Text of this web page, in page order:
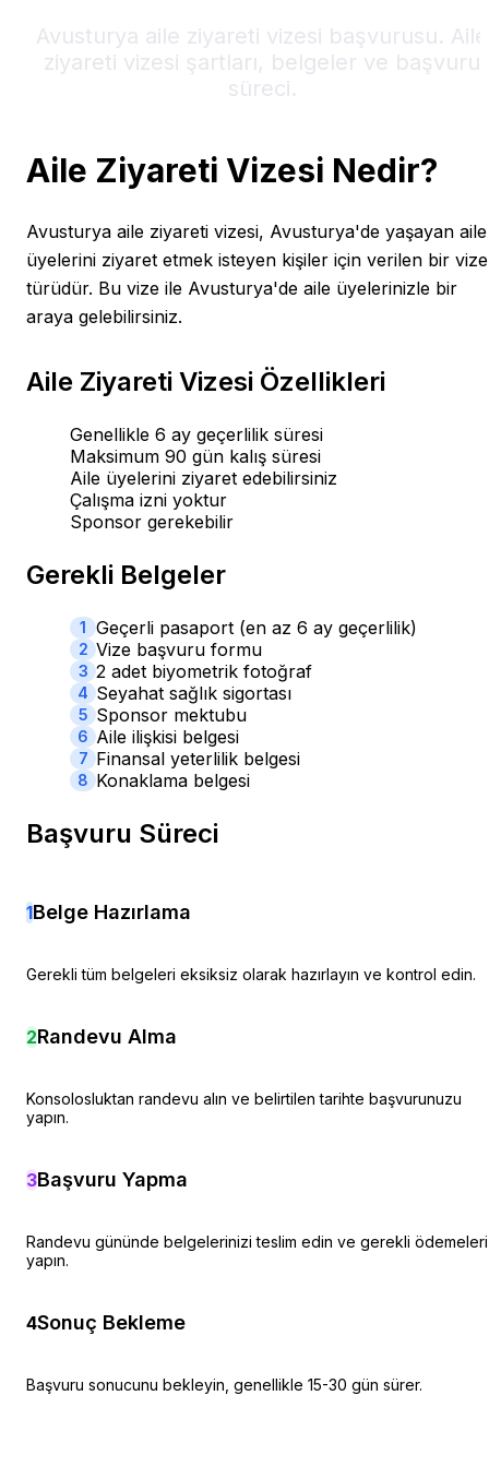
Avusturya aile ziyareti vizesi başvurusu. Aile
ziyareti vizesi şartları, belgeler ve başvuru
süreci.
Aile Ziyareti Vizesi Nedir?
Avusturya aile ziyareti vizesi, Avusturya'de yaşayan aile
üyelerini ziyaret etmek isteyen kişiler için verilen bir vize
türüdür. Bu vize ile Avusturya'de aile üyelerinizle bir
araya gelebilirsiniz.
Aile Ziyareti Vizesi Özellikleri
Genellikle 6 ay geçerlilik süresi
Maksimum 90 gün kalış süresi
Aile üyelerini ziyaret edebilirsiniz
Çalışma izni yoktur
Sponsor gerekebilir
Gerekli Belgeler
1 Geçerli pasaport (en az 6 ay geçerlilik)
2 Vize başvuru formu
3 2 adet biyometrik fotoğraf
4 Seyahat sağlık sigortası
5 Sponsor mektubu
6 Aile ilişkisi belgesi
7 Finansal yeterlilik belgesi
8 Konaklama belgesi
Başvuru Süreci
1Belge Hazırlama
Gerekli tüm belgeleri eksiksiz olarak hazırlayın ve kontrol edin.
2Randevu Alma
Konsolosluktan randevu alın ve belirtilen tarihte başvurunuzu
yapın.
3Başvuru Yapma
Randevu gününde belgelerinizi teslim edin ve gerekli ödemeleri
yapın.
4Sonuç Bekleme
Başvuru sonucunu bekleyin, genellikle 15-30 gün sürer.